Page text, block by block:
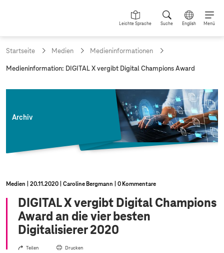
Leichte Sprache Suche English Menü
Startseite Medien Medieninformationen
a
:
Medieninformation: DIGITAL X vergibt Digital Champions Award
Archiv
Medien 20.11.2020 Caroline Bergmann 0 Kommentare
DIGITAL X vergibt Digital Champions
Award an die vier besten
Digitalisierer 2020
Teilen Drucken